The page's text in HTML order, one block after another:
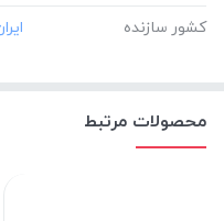
کشور سازنده
محصولات مرتبط